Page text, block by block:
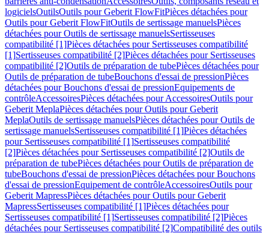
logicielsOutilsOutils pour Geberit FlowFitPièces détachées pour
Outils pour Geberit FlowFitOutils de sertissage manuelsPièces
détachées pour Outils de sertissage manuelsSertisseuses
compatibilité [1]Pièces détachées pour Sertisseuses compatibilité
[1]Sertisseuses compatibilité [2]Pièces détachées pour Sertisseuses
compatibilité [2]Outils de préparation de tubePièces détachées pour
Outils de préparation de tubeBouchons d'essai de pressionPièces
détachées pour Bouchons d'essai de pressionEquipements de
contrôleAccessoiresPièces détachées pour AccessoiresOutils pour
Geberit MeplaPièces détachées pour Outils pour Geberit
MeplaOutils de sertissage manuelsPièces détachées pour Outils de
sertissage manuelsSertisseuses compatibilité [1]Pièces détachées
pour Sertisseuses compatibilité [1]Sertisseuses compatibilité
[2]Pièces détachées pour Sertisseuses compatibilité [2]Outils de
préparation de tubePièces détachées pour Outils de préparation de
tubeBouchons d'essai de pressionPièces détachées pour Bouchons
d'essai de pressionEquipement de contrôleAccessoiresOutils pour
Geberit MapressPièces détachées pour Outils pour Geberit
MapressSertisseuses compatibilité [1]Pièces détachées pour
Sertisseuses compatibilité [1]Sertisseuses compatibilité [2]Pièces
détachées pour Sertisseuses compatibilité [2]Compatibilité des outils